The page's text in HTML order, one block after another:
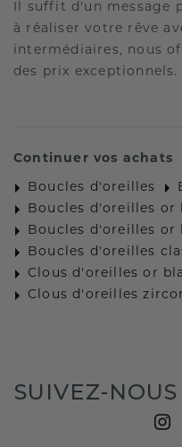
Il suffit d'un message
à réaliser votre rêve
intermédiaires, nous
des prix exceptionnels.
Continuer vos achats
Boucles d'oreilles
Boucles d'oreilles or
Boucles d'oreilles or
Boucles d'oreilles
Clous d'oreilles or
Clous d'oreilles
SUIVEZ-